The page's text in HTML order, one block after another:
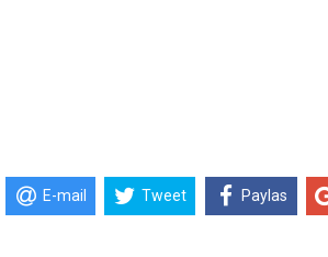
E-mail Tweet Paylas